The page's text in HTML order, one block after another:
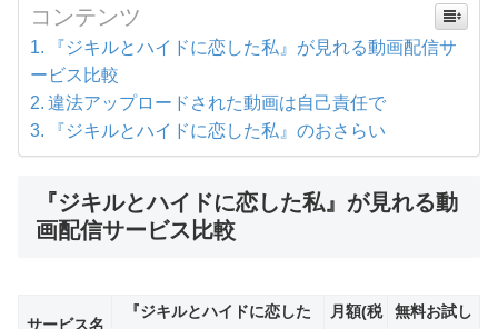
コンテンツ
『ジキルとハイドに恋した私』が見れる動画配信サ
ービス比較
違法アップロードされた動画は自己責任で
『ジキルとハイドに恋した私』のおさらい
『ジキルとハイドに恋した私』が見れる動
画配信サービス比較
サービス名
『ジキルとハイドに恋した
月額(税
無料お試し